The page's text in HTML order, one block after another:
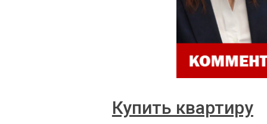
Купить квартиру